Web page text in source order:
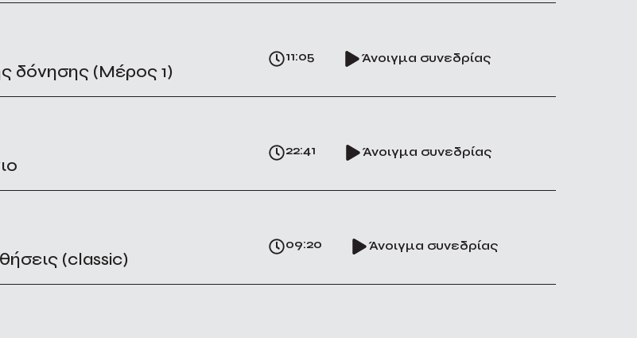
δόνησης (Μέρος 1)
11:05 Άνοιγμα συνεδρίας
22:41 Άνοιγμα συνεδρίας
(classic)
09:20 Άνοιγμα συνεδρίας